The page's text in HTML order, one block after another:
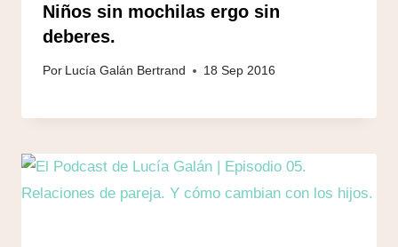
Niños sin mochilas ergo sin
deberes.
Por Lucía Galán Bertrand 18 Sep 2016